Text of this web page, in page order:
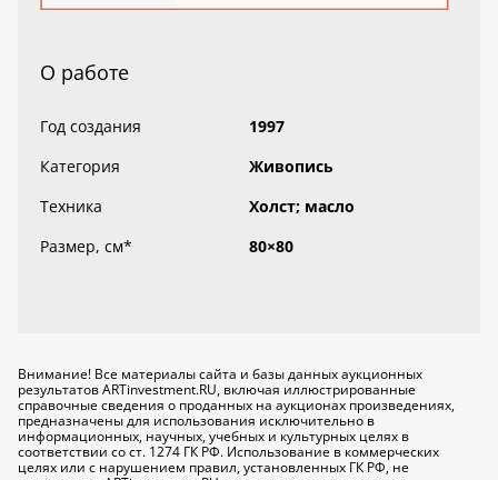
О работе
Год создания
1997
Категория
Живопись
Техника
Холст; масло
Размер, см* 80×80
Внимание! Все материалы сайта и базы данных аукционных
результатов ARTinvestment.RU, включая иллюстрированные
справочные сведения о проданных на аукционах произведениях,
предназначены для использования исключительно в
информационных, научных, учебных и культурных целях в
соответствии со ст. 1274 ГК РФ. Использование в коммерческих
целях или с нарушением правил, установленных ГК РФ, не